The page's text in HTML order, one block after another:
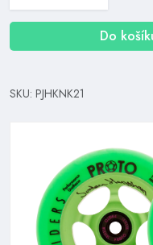
Do
SKU: PJHKNK21